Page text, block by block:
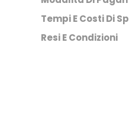
Tempi E Costi Di
Resi E Condizioni